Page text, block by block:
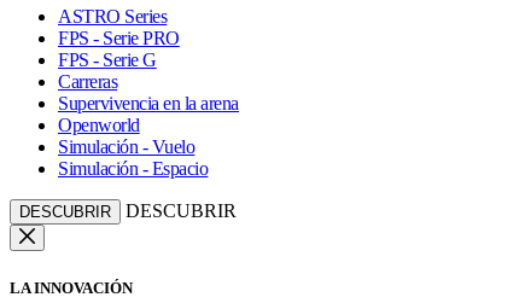
ASTRO Series
FPS - Serie PRO
FPS - Serie G
Carreras
Supervivencia en la arena
Openworld
Simulación - Vuelo
Simulación - Espacio
DESCUBRIR DESCUBRIR
LA INNOVACIÓN